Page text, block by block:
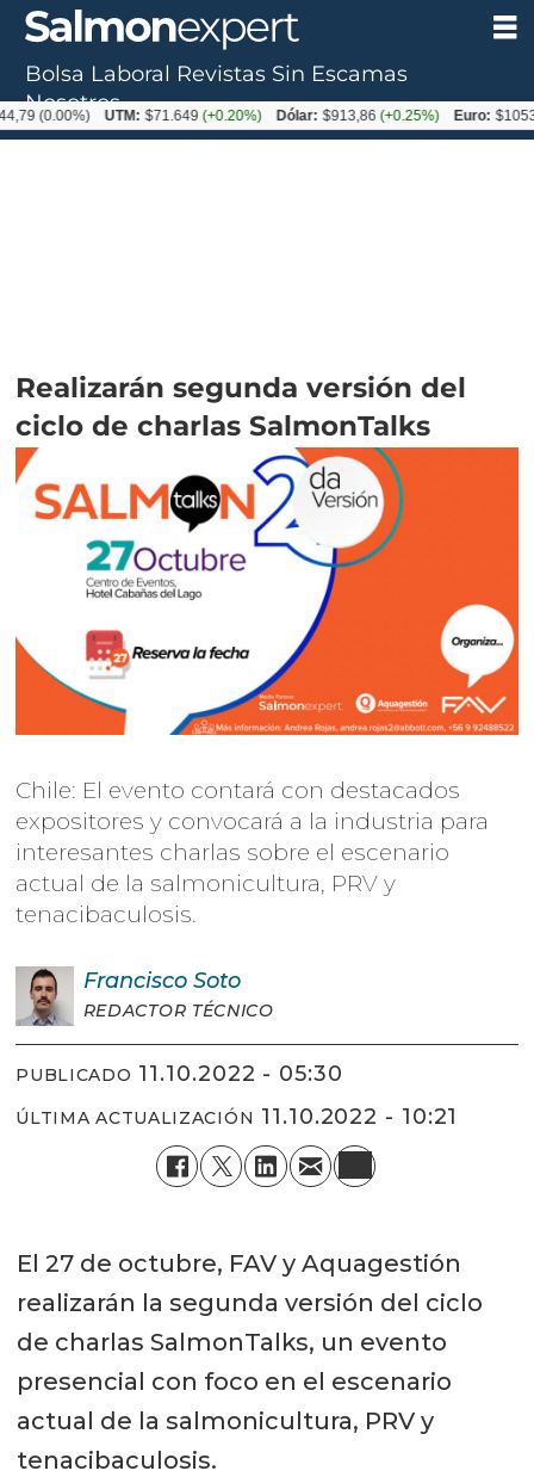
Realizarán segunda versión del
ciclo de charlas SalmonTalks
Chile: El evento contará con destacados
expositores y convocará a la industria para
interesantes charlas sobre el escenario
actual de la salmonicultura, PRV y
tenacibaculosis.
Francisco Soto
REDACTOR TÉCNICO
PUBLICADO 11.10.2022 - 05:30
ÚLTIMA ACTUALIZACIÓN 11.10.2022 - 10:21
El 27 de octubre, FAV y Aquagestión
realizarán la segunda versión del ciclo
de charlas SalmonTalks, un evento
presencial con foco en el escenario
actual de la salmonicultura, PRV y
tenacibaculosis.
Bolsa Laboral Revistas Sin Escamas
Nosotros
UTM: $71.649 (+0.20%) Dólar: $913,86 (+0.25%) Euro: $1053,08(-